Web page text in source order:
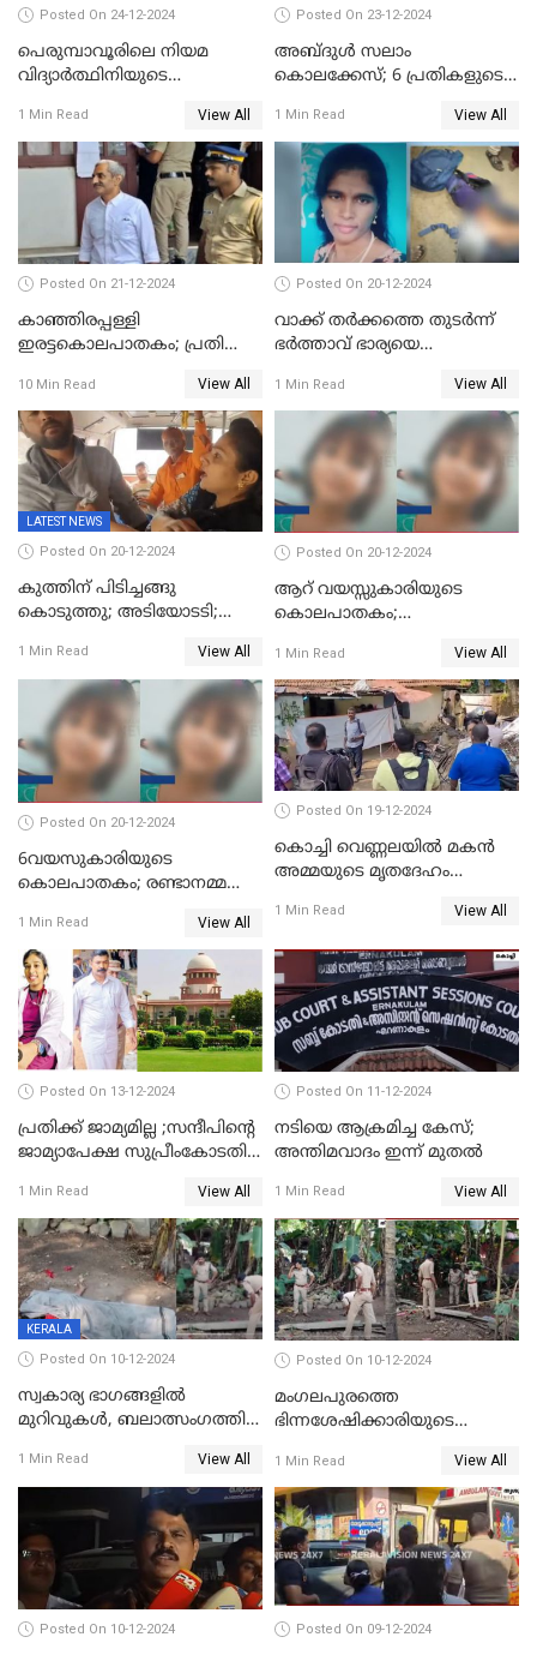
Posted On 24-12-2024
പെരുമ്പാവൂരിലെ നിയമ
വിദ്യാര്‍ത്ഥിനിയുടെ
അമീറുള്‍ ഇസ്ലാമിന്റെ
മനോനിലയില്‍ കുഴപ്പമില്ലെന്ന്
റിപ്പോര്‍ട്ട്
1 Min Read View All
Posted On 23-12-2024
അബ്ദുള്‍ സലാം
കൊലക്കേസ്‌; 6 പ്രതികളുടെ
1 Min Read View All
Posted On 21-12-2024
കാഞ്ഞിരപ്പള്ളി
ഇരട്ടകൊലപാതകം; പ്രതി
ജീവപര്യന്തം
10 Min Read View All
Posted On 20-12-2024
വാക്ക് തര്‍ക്കത്തെ തുടര്‍ന്ന്
ഭര്‍ത്താവ് ഭാര്യയെ
1 Min Read View All
LATEST NEWS
Posted On 20-12-2024
കുത്തിന് പിടിച്ചങ്ങു
കൊടുത്തു; അടിയോടടി;
ശല്യം ചെയ്തയാളെ 26 തവണ
മുഖത്തടിച്ച് അധ്യാപിക
1 Min Read View All
Posted On 20-12-2024
ആറ് വയസ്സുകാരിയുടെ
കൊലപാതകം;
ബന്ധമില്ലെന്ന് സ്ഥിരീകരണം
1 Min Read View All
Posted On 20-12-2024
6വയസുകാരിയുടെ
കൊലപാതകം; രണ്ടാനമ്മയെ
1 Min Read View All
Posted On 19-12-2024
കൊച്ചി വെണ്ണലയില്‍ മകന്‍
അമ്മയുടെ മൃതദേഹം
1 Min Read View All
Posted On 13-12-2024
പ്രതിക്ക് ജാമ്യമില്ല ;സന്ദീപിന്റെ
ജാമ്യാപേക്ഷ സുപ്രീംകോടതി
1 Min Read View All
Posted On 11-12-2024
നടിയെ ആക്രമിച്ച കേസ്;
അന്തിമവാദം ഇന്ന് മുതല്‍
1 Min Read View All
KERALA
Posted On 10-12-2024
സ്വകാര്യ ഭാഗങ്ങളിൽ
മുറിവുകൾ, ബലാത്സംഗത്തിന്
കൊലപാതകത്തില്‍
പോസ്റ്റ്‌മോർട്ടം റിപ്പോർട്ട്
1 Min Read View All
Posted On 10-12-2024
മംഗലപുരത്തെ
ഭിന്നശേഷിക്കാരിയുടെ
സംശയിക്കുന്നയാള്‍
കസ്റ്റഡിയില്‍
1 Min Read View All
Posted On 10-12-2024 Posted On 09-12-2024